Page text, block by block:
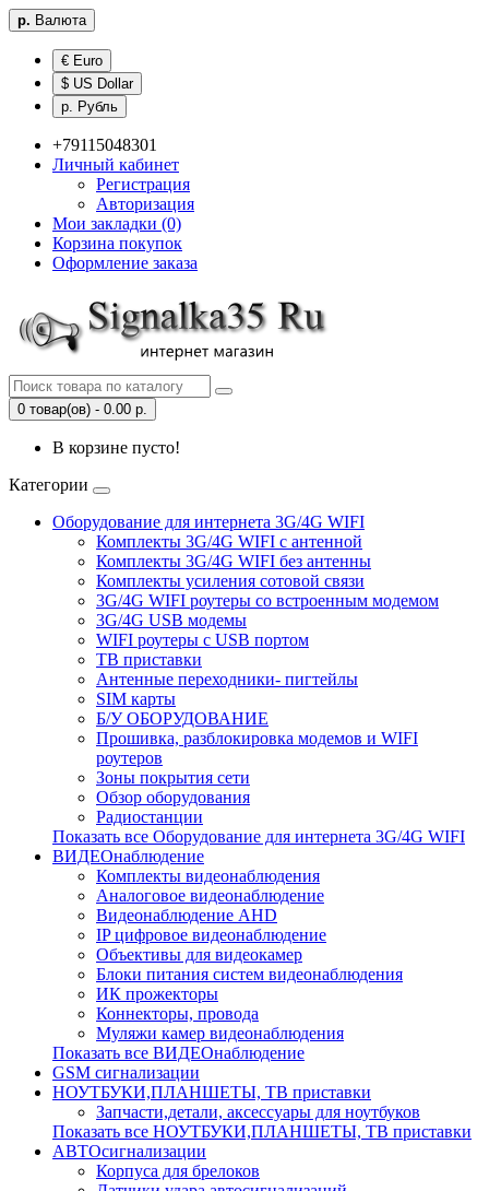
р. Валюта
€ Euro
$ US Dollar
р. Рубль
+79115048301
Личный кабинет
Регистрация
Авторизация
Мои закладки (0)
Корзина покупок
Оформление заказа
0 товар(ов) - 0.00 р.
В корзине пусто!
Категории
Оборудование для интернета 3G/4G WIFI
Комплекты 3G/4G WIFI с антенной
Комплекты 3G/4G WIFI без антенны
Комплекты усиления сотовой связи
3G/4G WIFI роутеры со встроенным модемом
3G/4G USB модемы
WIFI роутеры с USB портом
ТВ приставки
Антенные переходники- пигтейлы
SIM карты
Б/У ОБОРУДОВАНИЕ
Прошивка, разблокировка модемов и WIFI
роутеров
Зоны покрытия сети
Обзор оборудования
Радиостанции
Показать все Оборудование для интернета 3G/4G WIFI
ВИДЕОнаблюдение
Комплекты видеонаблюдения
Аналоговое видеонаблюдение
Видеонаблюдение AHD
IP цифровое видеонаблюдение
Объективы для видеокамер
Блоки питания систем видеонаблюдения
ИК прожекторы
Коннекторы, провода
Муляжи камер видеонаблюдения
Показать все ВИДЕОнаблюдение
GSM сигнализации
НОУТБУКИ,ПЛАНШЕТЫ, ТВ приставки
Запчасти,детали, аксессуары для ноутбуков
Показать все НОУТБУКИ,ПЛАНШЕТЫ, ТВ приставки
АВТОсигнализации
Корпуса для брелоков